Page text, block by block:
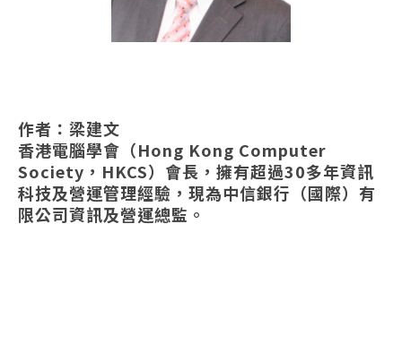
作者：梁建文
香港電腦學會（Hong Kong Computer
Society，HKCS）會長，擁有超過30多年資訊
科技及營運管理經驗，現為中信銀行（國際）有
限公司資訊及營運總監。